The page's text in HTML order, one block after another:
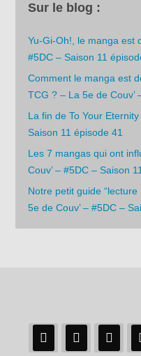
Sur le blog :
Yu-Gi-Oh!, le manga est
#5DC – Saison 11
Comment le manga est
TCG ? – La 5e de Couv’
La fin de To Your
Saison 11 épisode 41
Les 7 mangas qui ont
Couv’ – #5DC – Saison
Notre petit guide
5e de Couv’ – #5DC –